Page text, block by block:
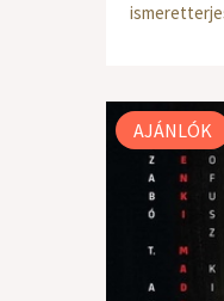
AJÁNLÓK